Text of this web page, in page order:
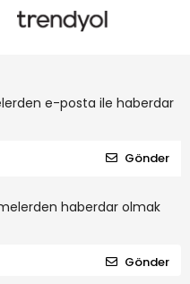
e-posta ile haberdar
Gönder
haberdar olmak
Gönder